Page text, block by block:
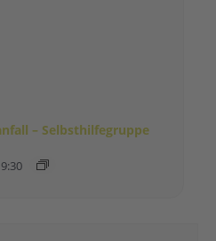
– Selbsthilfegruppe